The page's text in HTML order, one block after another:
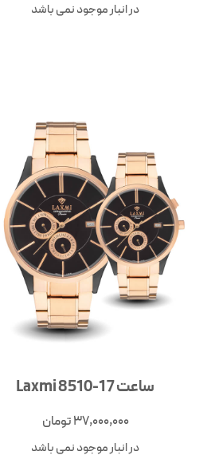
در انبار موجود نمی باشد
ساعت Laxmi 8510-17
37,000,000تومان
در انبار موجود نمی باشد